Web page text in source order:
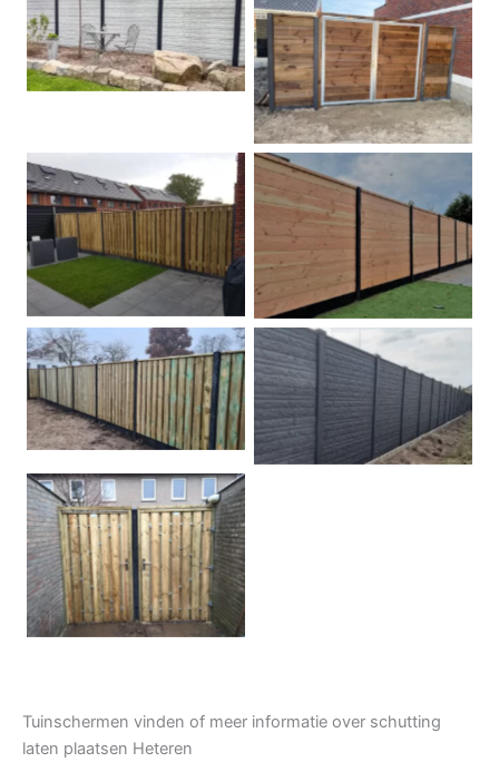
Betonschutting
Dubbele poort
Betonpalen schutting Douglas
Hout beton schuttingen Rots motief antraciet
Tuindeur grenen
Tuinschermen vinden of meer informatie over schutting
laten plaatsen Heteren